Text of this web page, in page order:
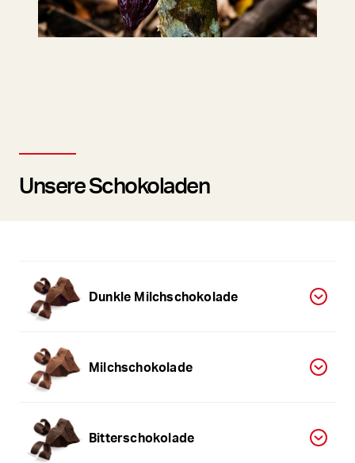
Unsere Schokoladen
Dunkle Milchschokolade
Milchschokolade
Bitterschokolade